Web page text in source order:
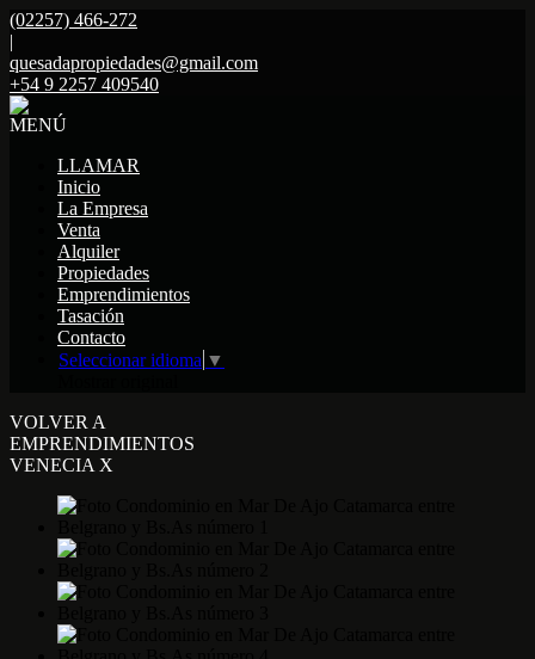
(02257) 466-272
|
quesadapropiedades@gmail.com
+54 9 2257 409540
MENÚ
LLAMAR
Inicio
La Empresa
Venta
Alquiler
Propiedades
Emprendimientos
Tasación
Contacto
Seleccionar idioma ▼
VOLVER A
EMPRENDIMIENTOS
VENECIA X